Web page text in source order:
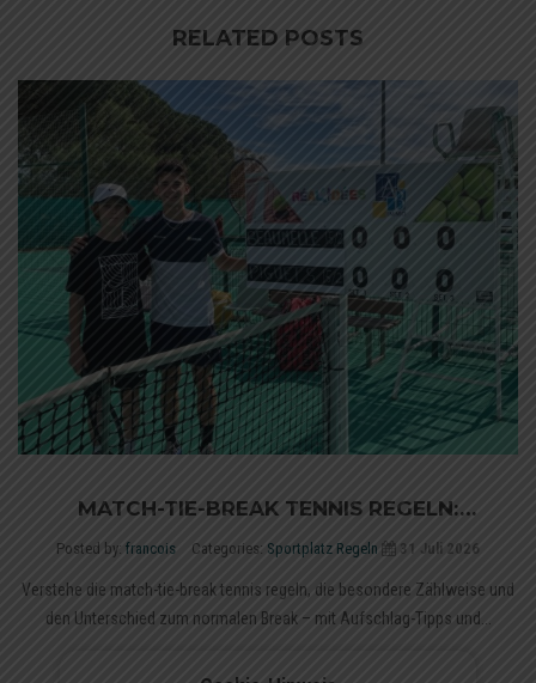
RELATED POSTS
MATCH-TIE-BREAK TENNIS REGELN:
Posted by: francois Categories: Sportplatz Regeln 31 Juli 2026
Verstehe die match-tie-break tennis regeln, die besondere Zählweise und
den Unterschied zum normalen Break – mit Aufschlag-Tipps und...